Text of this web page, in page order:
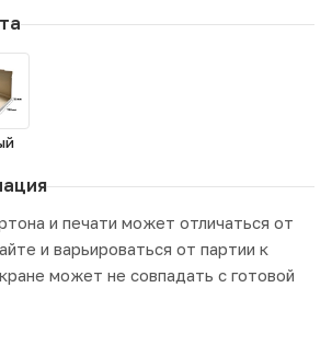
и печати может отличаться от
и варьироваться от партии к
может не совпадать с готовой